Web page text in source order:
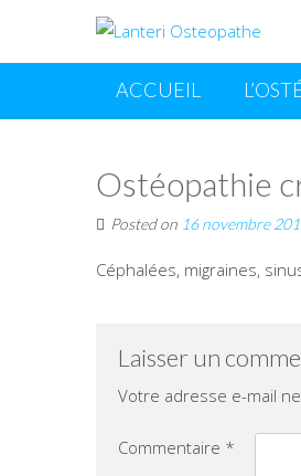
ACCUEIL
Ostéopathie
Posted on 16 novembre
Céphalées, migraines,
Laisser un
Votre adresse e-mail
Commentaire *